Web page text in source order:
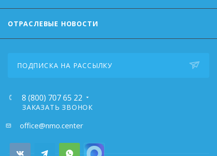
ОТРАСЛЕВЫЕ НОВОСТИ
ПОДПИСКА НА РАССЫЛКУ
8 (800) 707 65 22
ЗАКАЗАТЬ ЗВОНОК
почта:office@nmo.center